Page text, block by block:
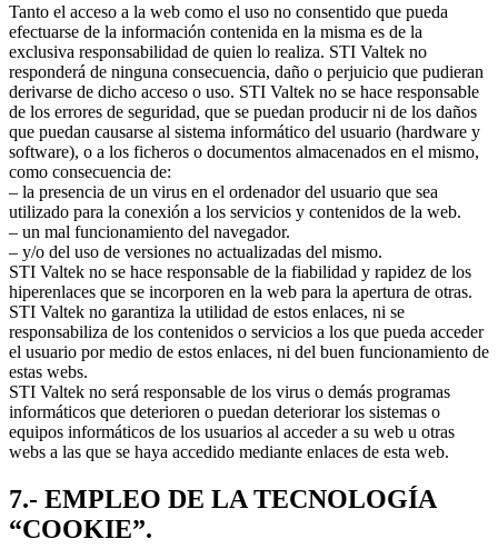
Tanto el acceso a la web como el uso no consentido que pueda
efectuarse de la información contenida en la misma es de la
exclusiva responsabilidad de quien lo realiza. STI Valtek no
responderá de ninguna consecuencia, daño o perjuicio que pudieran
derivarse de dicho acceso o uso. STI Valtek no se hace responsable
de los errores de seguridad, que se puedan producir ni de los daños
que puedan causarse al sistema informático del usuario (hardware y
software), o a los ficheros o documentos almacenados en el mismo,
como consecuencia de:
– la presencia de un virus en el ordenador del usuario que sea
utilizado para la conexión a los servicios y contenidos de la web.
– un mal funcionamiento del navegador.
– y/o del uso de versiones no actualizadas del mismo.
STI Valtek no se hace responsable de la fiabilidad y rapidez de los
hiperenlaces que se incorporen en la web para la apertura de otras.
STI Valtek no garantiza la utilidad de estos enlaces, ni se
responsabiliza de los contenidos o servicios a los que pueda acceder
el usuario por medio de estos enlaces, ni del buen funcionamiento de
estas webs.
STI Valtek no será responsable de los virus o demás programas
informáticos que deterioren o puedan deteriorar los sistemas o
equipos informáticos de los usuarios al acceder a su web u otras
webs a las que se haya accedido mediante enlaces de esta web.
7.- EMPLEO DE LA TECNOLOGÍA
“COOKIE”.